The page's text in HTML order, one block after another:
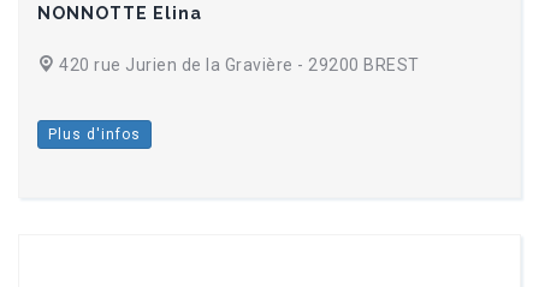
NONNOTTE Elina
420 rue Jurien de la Gravière - 29200 BREST
Plus d'infos